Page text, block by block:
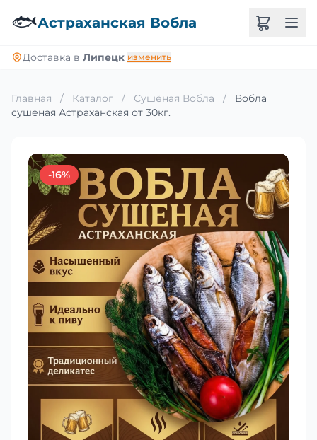
🐟Астраханская Вобла
Доставка в Липецк изменить
Главная / Каталог / Сушёная Вобла /
Вобла
сушеная Астраханская от 30кг.
-16%